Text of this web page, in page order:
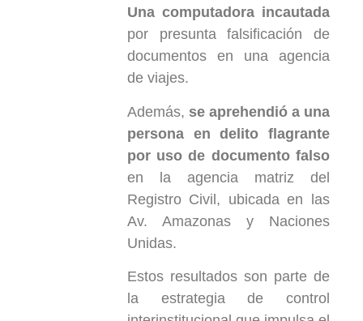
Una computadora incautada
por presunta falsificación de
documentos en una agencia
de viajes.
Además, se aprehendió a una
persona en delito flagrante
por uso de documento falso
en la agencia matriz del
Registro Civil, ubicada en las
Av. Amazonas y Naciones
Unidas.
Estos resultados son parte de
la estrategia de control